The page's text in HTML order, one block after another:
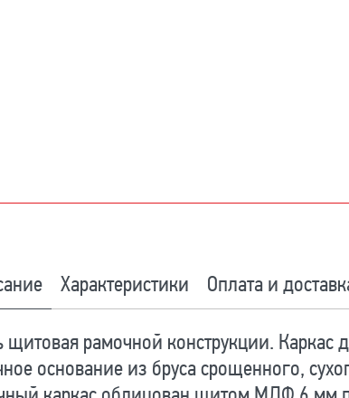
Характеристики Оплата и
щитовая рамочной конструкции. Каркас
основание из бруса срощенного,